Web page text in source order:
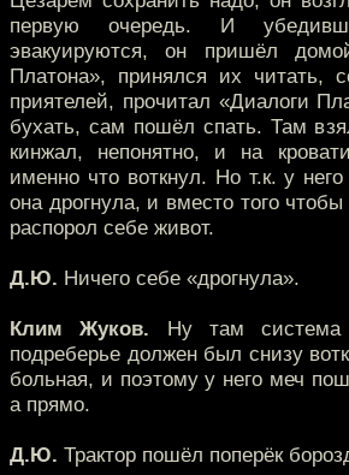
первую очередь. И
эвакуируются, он пришёл
Платона», принялся их читать,
приятелей, прочитал «Диалоги
бухать, сам пошёл спать. Там
кинжал, непонятно, и на
именно что воткнул. Но т.к. у
она дрогнула, и вместо того
распорол себе живот.
Д.Ю. Ничего себе «дрогнула».
Клим Жуков. Ну там
подреберье должен был снизу
больная, и поэтому у него меч
а прямо.
Д.Ю. Трактор пошёл поперёк